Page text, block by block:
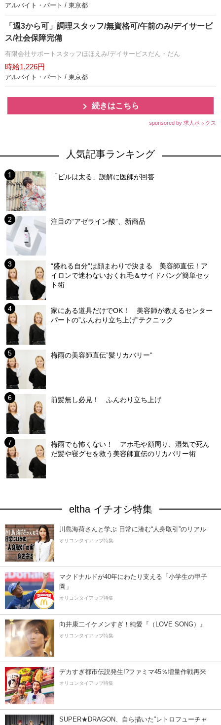
アルバイト・パート / 東京都
「週3から可」調理スタッフ/無資格可/午前のみ/デイサービ
ス/社会保障完備
有限会社サポートスタッフほほえみ/デイサービスだん・だん
時給1,226円
アルバイト・パート / 東京都
続きはこちら
sponsored by 求人ボックス
人気記事ランキング
「ピルは太る」誤解に医師が回答
注目の“アゼライン酸”、新商品
“盛れる自分”は顔まわりで決まる 美容師直伝！ア
イロンで迷わないおくれ毛＆サイドバング簡単セッ
ト術
家にある道具だけでOK！ 美容師が教えるセンター
パートの”ふんわり立ち上げ”テクニック
梅雨の美容師直伝”髪リカバリー”
前髪無し必見！ ふんわり立ち上げ
梅雨でも怖くない！ アホ毛や顔周り、湿気で死ん
だ髪や寝グセを救う美容師直伝のリカバリー術
eltha イチオシ特集
川島海荷さんと学ぶ 日常に潜む“人身取引”のリアル
オリコンタイアップ特集
マクドナルドが40年にわたり支える「小学生の甲子
園」
オリコンタイアップ特集
向井康二イケメンすぎ！純愛『（LOVE SONG）』
オリコンタイアップ特集
デカすぎ都市伝説発生!?ファミマ45％増量作戦再来
オリコンタイアップ特集
SUPER★DRAGON、自ら描いた”レトロフューチャ